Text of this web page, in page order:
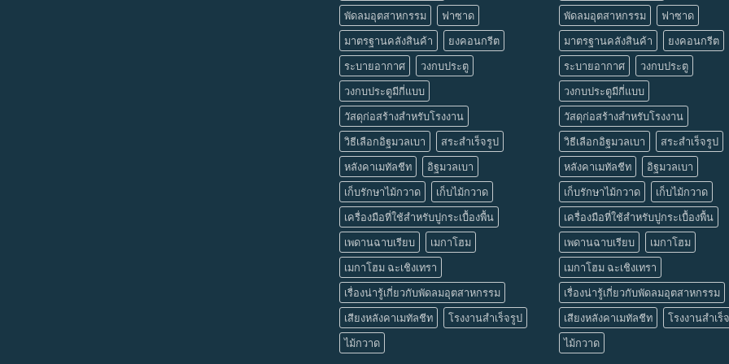
พัดลมอุตสาหกรรม
ฟาซาด
มาตรฐานคลังสินค้า
ยงคอนกรีต
ระบายอากาศ
วงกบประตู
วงกบประตูมีกี่แบบ
วัสดุก่อสร้างสำหรับโรงงาน
วิธีเลือกอิฐมวลเบา
สระสำเร็จรูป
หลังคาเมทัลชีท
อิฐมวลเบา
เก็บรักษาไม้กวาด
เก็บไม้กวาด
เครื่องมือที่ใช้สำหรับปูกระเบื้องพื้น
เพดานฉาบเรียบ
เมกาโฮม
เมกาโฮม ฉะเชิงเทรา
เรื่องน่ารู้เกี่ยวกับพัดลมอุตสาหกรรม
เสียงหลังคาเมทัลชีท
โรงงานสำเร็จรูป
ไม้กวาด
พัดลมอุตสาหกรรม
ฟาซาด
มาตรฐานคลังสินค้า
ยงคอนกรีต
ระบายอากาศ
วงกบประตู
วงกบประตูมีกี่แบบ
วัสดุก่อสร้างสำหรับโรงงาน
วิธีเลือกอิฐมวลเบา
สระสำเร็จรูป
หลังคาเมทัลชีท
อิฐมวลเบา
เก็บรักษาไม้กวาด
เก็บไม้กวาด
เครื่องมือที่ใช้สำหรับปูกระเบื้องพื้น
เพดานฉาบเรียบ
เมกาโฮม
เมกาโฮม ฉะเชิงเทรา
เรื่องน่ารู้เกี่ยวกับพัดลมอุตสาหกรรม
เสียงหลังคาเมทัลชีท
โรงงานสำเร็
ไม้กวาด